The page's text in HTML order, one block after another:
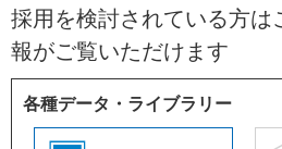
採用を検討されている方は
報がご覧いただけます
各種データ・ライブラリー